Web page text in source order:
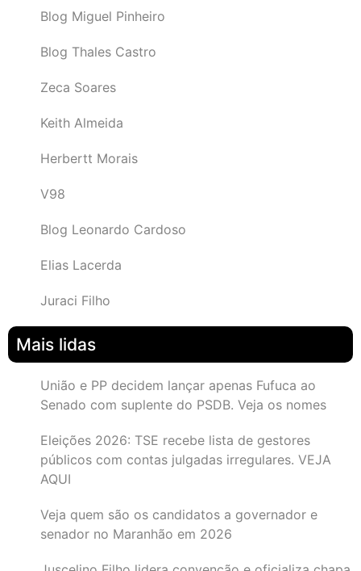
Blog Miguel Pinheiro
Blog Thales Castro
Zeca Soares
Keith Almeida
Herbertt Morais
V98
Blog Leonardo Cardoso
Elias Lacerda
Juraci Filho
Mais lidas
União e PP decidem lançar apenas Fufuca ao
Senado com suplente do PSDB. Veja os nomes
Eleições 2026: TSE recebe lista de gestores
públicos com contas julgadas irregulares. VEJA
AQUI
Veja quem são os candidatos a governador e
senador no Maranhão em 2026